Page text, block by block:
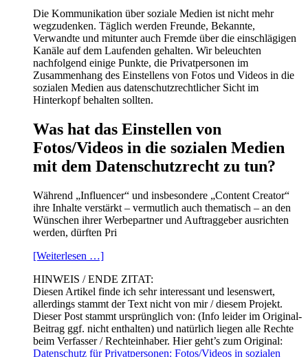
Die Kommunikation über soziale Medien ist nicht mehr
wegzudenken. Täglich werden Freunde, Bekannte,
Verwandte und mitunter auch Fremde über die einschlägigen
Kanäle auf dem Laufenden gehalten. Wir beleuchten
nachfolgend einige Punkte, die Privatpersonen im
Zusammenhang des Einstellens von Fotos und Videos in die
sozialen Medien aus datenschutzrechtlicher Sicht im
Hinterkopf behalten sollten.
Was hat das Einstellen von
Fotos/Videos in die sozialen Medien
mit dem Datenschutzrecht zu tun?
Während „Influencer“ und insbesondere „Content Creator“
ihre Inhalte verstärkt – vermutlich auch thematisch – an den
Wünschen ihrer Werbepartner und Auftraggeber ausrichten
werden, dürften Pri
[Weiterlesen …]
HINWEIS / ENDE ZITAT:
Diesen Artikel finde ich sehr interessant und lesenswert,
allerdings stammt der Text nicht von mir / diesem Projekt.
Dieser Post stammt ursprünglich von: (Info leider im Original-
Beitrag ggf. nicht enthalten) und natürlich liegen alle Rechte
beim Verfasser / Rechteinhaber. Hier geht’s zum Original:
Datenschutz für Privatpersonen: Fotos/Videos in sozialen